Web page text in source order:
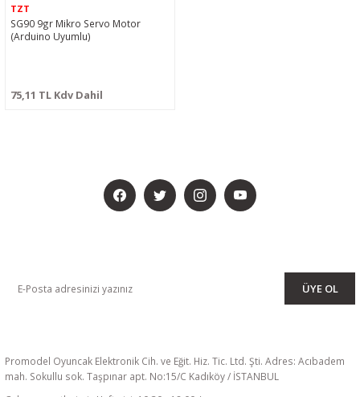
TZT
SG90 9gr Mikro Servo Motor
(Arduino Uyumlu)
75,11 TL Kdv Dahil
ÜYE OL
Promodel Oyuncak Elektronik Cih. ve Eğit. Hiz. Tic. Ltd. Şti. Adres: Acıbadem
mah. Sokullu sok. Taşpınar apt. No:15/C Kadıköy / İSTANBUL